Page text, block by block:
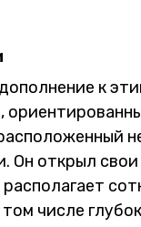
к
Он открыл
числе